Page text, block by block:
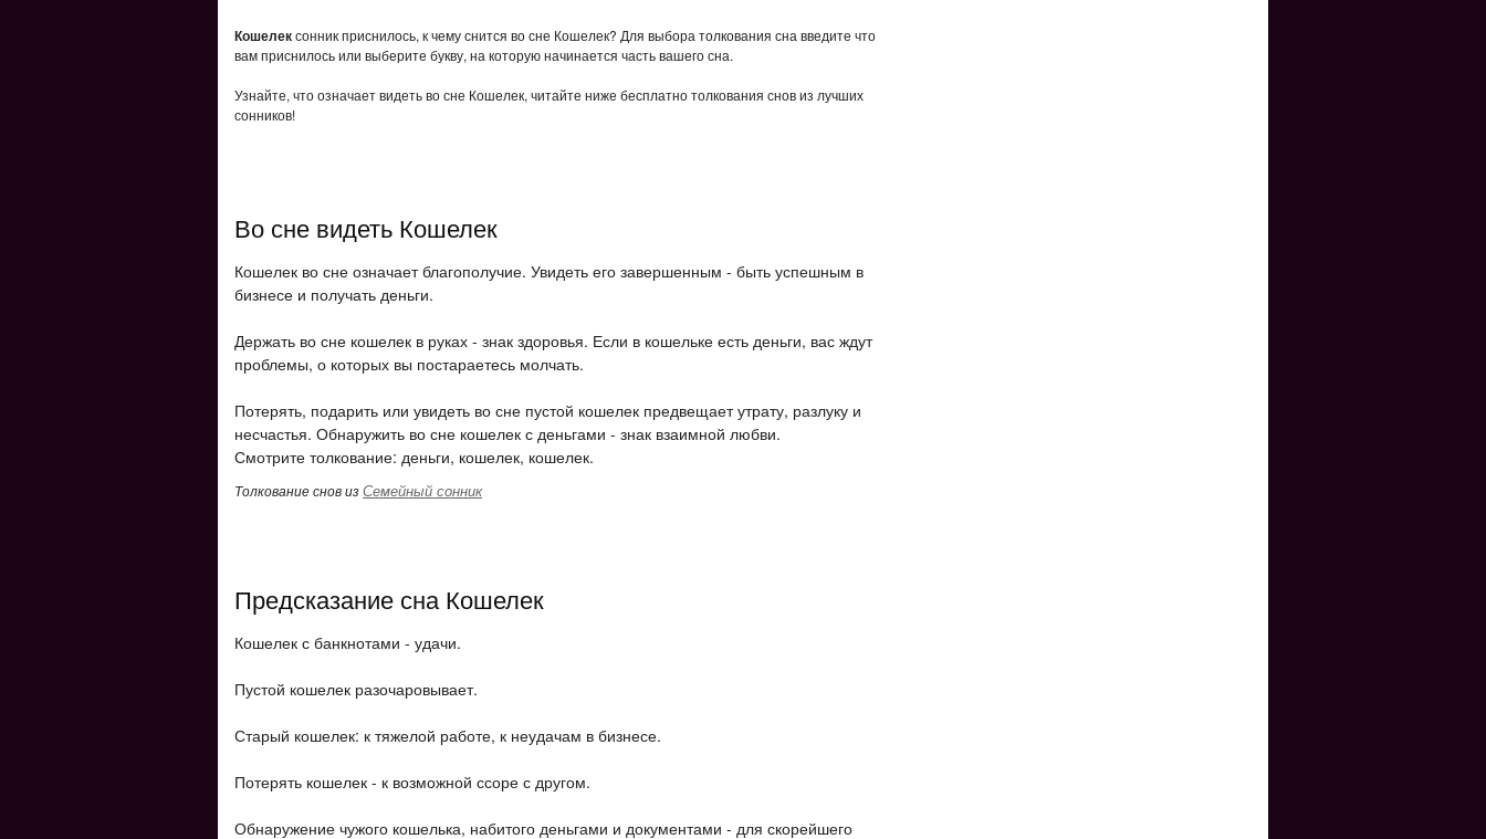
Кошелексонник приснилось, к чему снится во сне Кошелек? Для выбора толкования сна введите что
вам приснилось или выберите букву, на которую начинается часть вашего сна.
Узнайте, что означает видеть во сне Кошелек, читайте ниже бесплатно толкования снов из лучших
сонников!
Во сне видеть Кошелек
Кошелек во сне означает благополучие. Увидеть его завершенным - быть успешным в
бизнесе и получать деньги.
Держать во сне кошелек в руках - знак здоровья. Если в кошельке есть деньги, вас ждут
проблемы, о которых вы постараетесь молчать.
Потерять, подарить или увидеть во сне пустой кошелек предвещает утрату, разлуку и
несчастья. Обнаружить во сне кошелек с деньгами - знак взаимной любви.
Смотрите толкование: деньги, кошелек, кошелек.
Толкование снов изСемейный сонник
Предсказание сна Кошелек
Кошелек с банкнотами - удачи.
Пустой кошелек разочаровывает.
Старый кошелек: к тяжелой работе, к неудачам в бизнесе.
Потерять кошелек - к возможной ссоре с другом.
Обнаружение чужого кошелька, набитого деньгами и документами - для скорейшего